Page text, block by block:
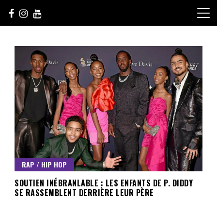
content
sunuculture
RAP / HIP HOP
SOUTIEN INÉBRANLABLE : LES ENFANTS DE P. DIDDY
SE RASSEMBLENT DERRIÈRE LEUR PÈRE